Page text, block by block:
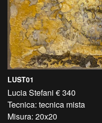
LUST01
Lucia Stefani € 340
Tecnica: tecnica mista
Misura: 20x20